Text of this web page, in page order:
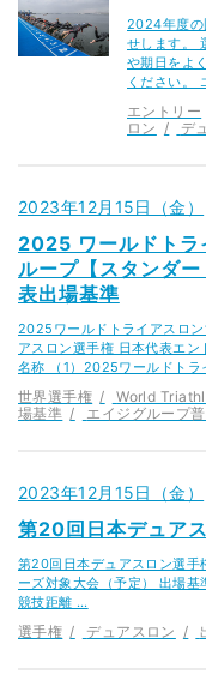
2024年度の
せします。
や期日をよ
ください。
エントリー
ロン
デ
2023年12月15日（金）
2025 ワールドトラ
ループ【スタンダ
表出場基準
2025ワールドトライアスロ
アスロン選手権 日本代表エ
名称 （1）2025ワールドトラ
世界選手権 World
場基準
エイジグループ
2023年12月15日（金）
第20回日本デュア
第20回日本デュアスロン選
ーズ対象大会（予定） 出場基
競技距離 …
選手権 デュアスロン